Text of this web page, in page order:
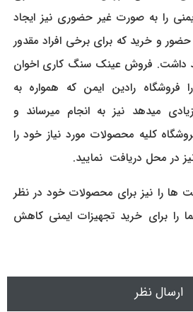
را به صورت غیر حضوری نیز ایجاد
حضور و خرید که برای برخی افراد مقدور
داشت. فروش عینک سنگ کاری اخوان
رادین ایمن که همواره به
میدهد نیز به انجام میرساند و
کلیه محصولات مورد نیاز خود را
در محل دریافت نمایید.
ها را نیز برای محصولات خود در نظر
را برای خرید تجهیزات ایمنی کاهش
ارسال نظر